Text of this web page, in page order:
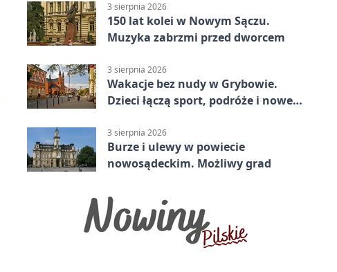
3 sierpnia 2026
150 lat kolei w Nowym Sączu.
Muzyka zabrzmi przed dworcem
3 sierpnia 2026
Wakacje bez nudy w Grybowie.
Dzieci łączą sport, podróże i nowe
3 sierpnia 2026
Burze i ulewy w powiecie
nowosądeckim. Możliwy grad